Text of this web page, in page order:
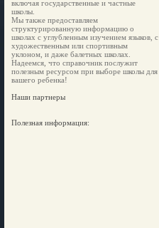
включая государственные и частные
школы.
Мы также предоставляем
структурированную информацию о
школах с углубленным изучением языков, с
художественным или спортивным
уклоном, и даже балетных школах.
Надеемся, что справочник послужит
полезным ресурсом при выборе школы для
вашего ребенка!
Наши партнеры
Полезная информация: